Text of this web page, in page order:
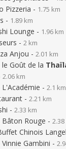
Pizzeria - 1.75 km
- 1.89 km
Lounge - 1.96 km
- 2 km
Anjou - 2.01 km
Goût de la
2.06 km
- 2.1 km
- 2.21 km
- 2.33 km
Bâton Rouge -
Chinois
Gambini -